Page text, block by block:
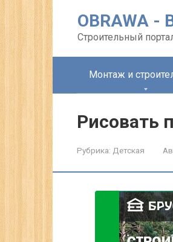
OBRAWA -
Строительный
Монтаж и
Рисовать
Рубрика: Детская